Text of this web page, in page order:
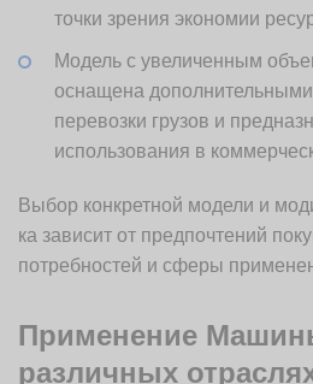
точки зрения экономии
Модель с увеличенным
оснащена
перевозки грузов и
использования в
Выбор конкретной модели и
ка зависит от предпочтений
потребностей и сферы
Применение
различных